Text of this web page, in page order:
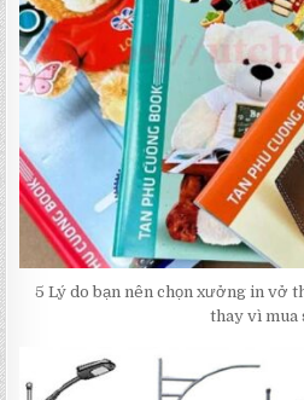
5 Lý do bạn nên chọn xưởng in vở
thay vì mua